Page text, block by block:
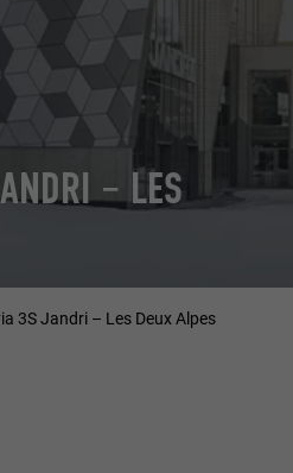
– LES
3S Jandri – Les Deux Alpes